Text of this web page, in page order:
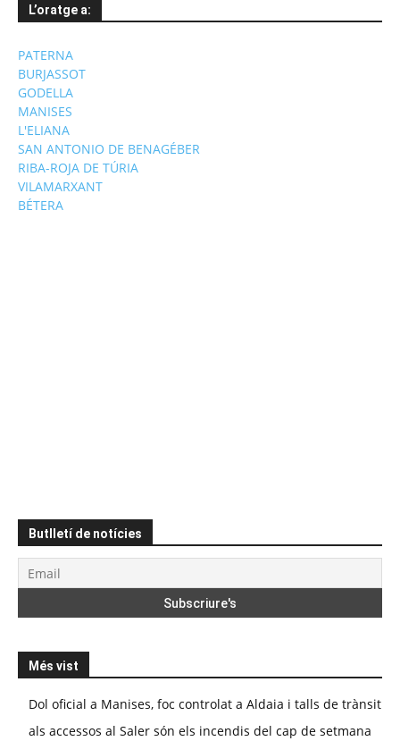
L’oratge a:
PATERNA
BURJASSOT
GODELLA
MANISES
L'ELIANA
SAN ANTONIO DE BENAGÉBER
RIBA-ROJA DE TÚRIA
VILAMARXANT
BÉTERA
Butlletí de notícies
Més vist
Dol oficial a Manises, foc controlat a Aldaia i talls de trànsit
als accessos al Saler són els incendis del cap de setmana